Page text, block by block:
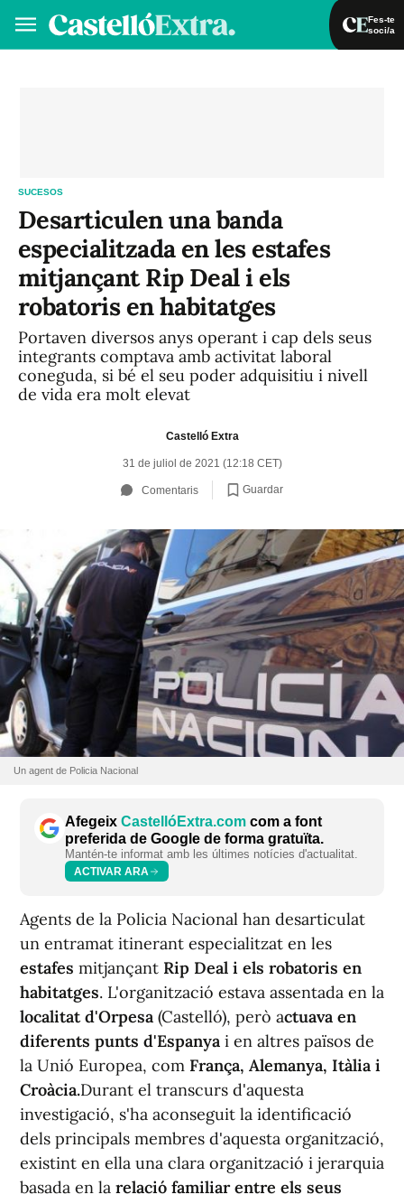
Fes-te
soci/a
SUCESOS
Desarticulen una banda
especialitzada en les estafes
mitjançant Rip Deal i els
robatoris en habitatges
Portaven diversos anys operant i cap dels seus
integrants comptava amb activitat laboral
coneguda, si bé el seu poder adquisitiu i nivell
de vida era molt elevat
Castelló Extra
31 de juliol de 2021 (12:18 CET)
Comentaris Guardar
Un agent de Policia Nacional
Afegeix CastellóExtra.com com a font
preferida de Google de forma gratuïta.
Mantén-te informat amb les últimes notícies d'actualitat.
ACTIVAR ARA
Agents de la Policia Nacional han desarticulat
un entramat itinerant especialitzat en les
estafes mitjançant Rip Deal i els robatoris en
habitatges. L'organització estava assentada en la
localitat d'Orpesa (Castelló), però actuava en
diferents punts d'Espanya i en altres països de
la Unió Europea, com França, Alemanya, Itàlia i
Croàcia.Durant el transcurs d'aquesta
investigació, s'ha aconseguit la identificació
dels principals membres d'aquesta organització,
existint en ella una clara organització i jerarquia
basada en la relació familiar entre els seus